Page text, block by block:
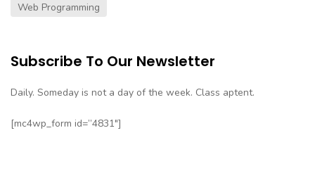
Web Programming
Subscribe To Our Newsletter
Daily. Someday is not a day of the week. Class aptent.
[mc4wp_form id=”4831″]